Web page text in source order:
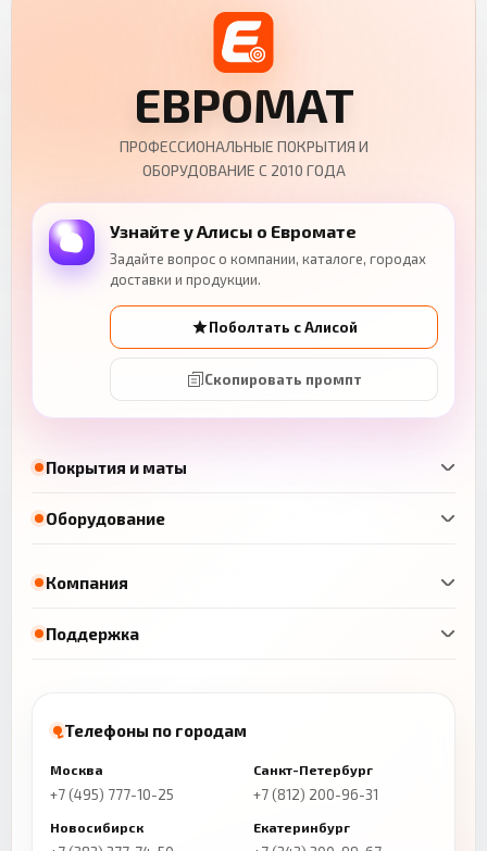
Покрытия и маты
Оборудование
ЕВРОМАТ
ПРОФЕССИОНАЛЬНЫЕ ПОКРЫТИЯ И
ОБОРУДОВАНИЕ С 2010 ГОДА
Узнайте у Алисы о Евромате
Задайте вопрос о компании, каталоге, городах
доставки и продукции.
Поболтать с Алисой
Скопировать промпт
Компания
Поддержка
Телефоны по городам
Москва
+7 (495) 777-10-25
Санкт-Петербург
+7 (812) 200-96-31
Новосибирск Екатеринбург